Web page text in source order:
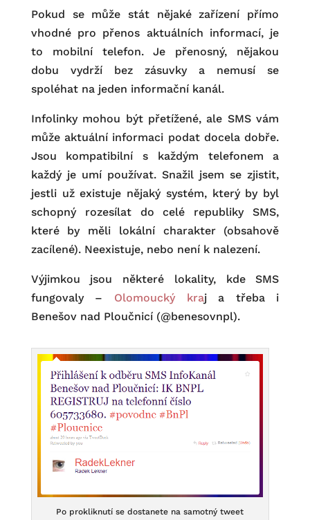
Pokud se může stát nějaké zařízení přímo
vhodné pro přenos aktuálních informací, je
to mobilní telefon. Je přenosný, nějakou
dobu vydrží bez zásuvky a nemusí se
spoléhat na jeden informační kanál.
Infolinky mohou být přetížené, ale SMS vám
může aktuální informaci podat docela dobře.
Jsou kompatibilní s každým telefonem a
každý je umí používat. Snažil jsem se zjistit,
jestli už existuje nějaký systém, který by byl
schopný rozesílat do celé republiky SMS,
které by měli lokální charakter (obsahově
zacílené). Neexistuje, nebo není k nalezení.
Výjimkou jsou některé lokality, kde SMS
fungovaly – Olomoucký kraj a třeba i
Benešov nad Ploučnicí (@benesovnpl).
Po prokliknutí se dostanete na samotný tweet